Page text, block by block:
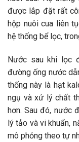
được lắp đặt rất
hộp nuôi cua liên
hệ thống bể lọc,
Nước sau khi lọc
đường ống nước
thống này là hạt
ngụ và xử lý chất
hơn. Sau đó, nước
lý tảo và vi khuẩn,
mô phỏng theo tự